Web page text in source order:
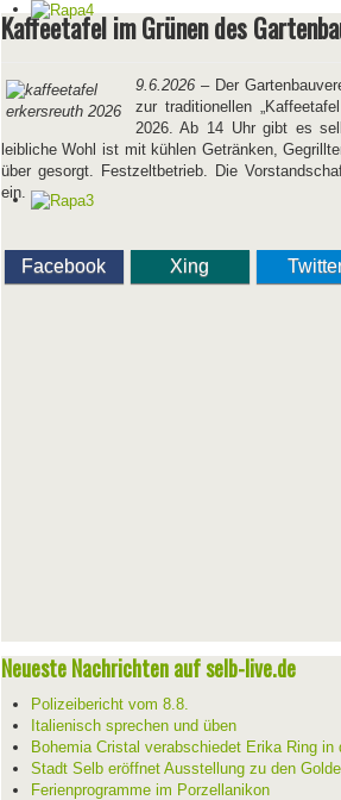
Kaffeetafel im Grünen des
9.6.2026– Der
zur traditionellen
2026. Ab 14 Uhr gibt es
leibliche Wohl ist mit kühlen Getränken,
über gesorgt. Festzeltbetrieb. Die
ein.
Facebook Xing
Neueste Nachrichten auf selb-live.de
Polizeibericht vom 8.8.
Italienisch sprechen und üben
Bohemia Cristal verabschiedet Erika Ring in
Stadt Selb eröffnet Ausstellung zu den
Ferienprogramme im Porzellanikon